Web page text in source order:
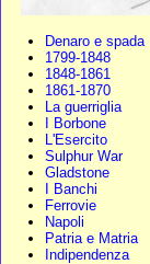
Denaro e spada
1799-1848
1848-1861
1861-1870
La guerriglia
I Borbone
L'Esercito
Sulphur War
Gladstone
I Banchi
Ferrovie
Napoli
Patria e Matria
Indipendenza